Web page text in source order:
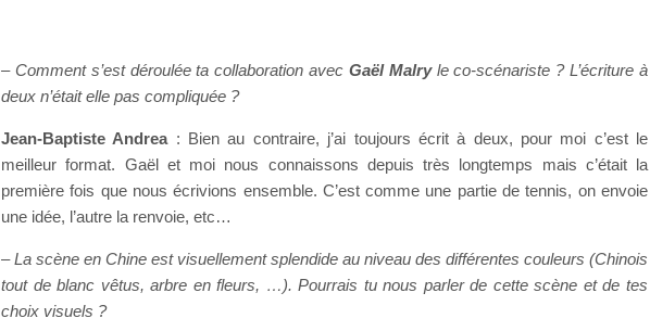
– Comment s’est déroulée ta collaboration avec Gaël Malryle co-scénariste ? L’écriture à
deux n’était elle pas compliquée ?
Jean-Baptiste Andrea: Bien au contraire, j’ai toujours écrit à deux, pour moi c’est le
meilleur format. Gaël et moi nous connaissons depuis très longtemps mais c’était la
première fois que nous écrivions ensemble. C’est comme une partie de tennis, on envoie
une idée, l’autre la renvoie, etc…
– La scène en Chine est visuellement splendide au niveau des différentes couleurs (Chinois
tout de blanc vêtus, arbre en fleurs, …). Pourrais tu nous parler de cette scène et de tes
choix visuels ?